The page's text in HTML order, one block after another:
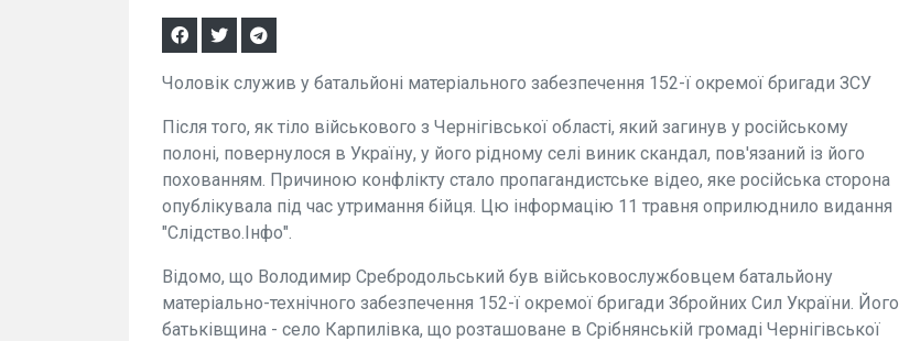
Чоловік служив у батальйоні матеріального забезпечення 152-ї окремої бригади ЗСУ
Після того, як тіло військового з Чернігівської області, який загинув у російському
полоні, повернулося в Україну, у його рідному селі виник скандал, пов'язаний із його
похованням. Причиною конфлікту стало пропагандистське відео, яке російська сторона
опублікувала під час утримання бійця. Цю інформацію 11 травня оприлюднило видання
"Слідство.Інфо".
Відомо, що Володимир Сребродольський був військовослужбовцем батальйону
матеріально-технічного забезпечення 152-ї окремої бригади Збройних Сил України. Його
батьківщина - село Карпилівка, що розташоване в Срібнянській громаді Чернігівської